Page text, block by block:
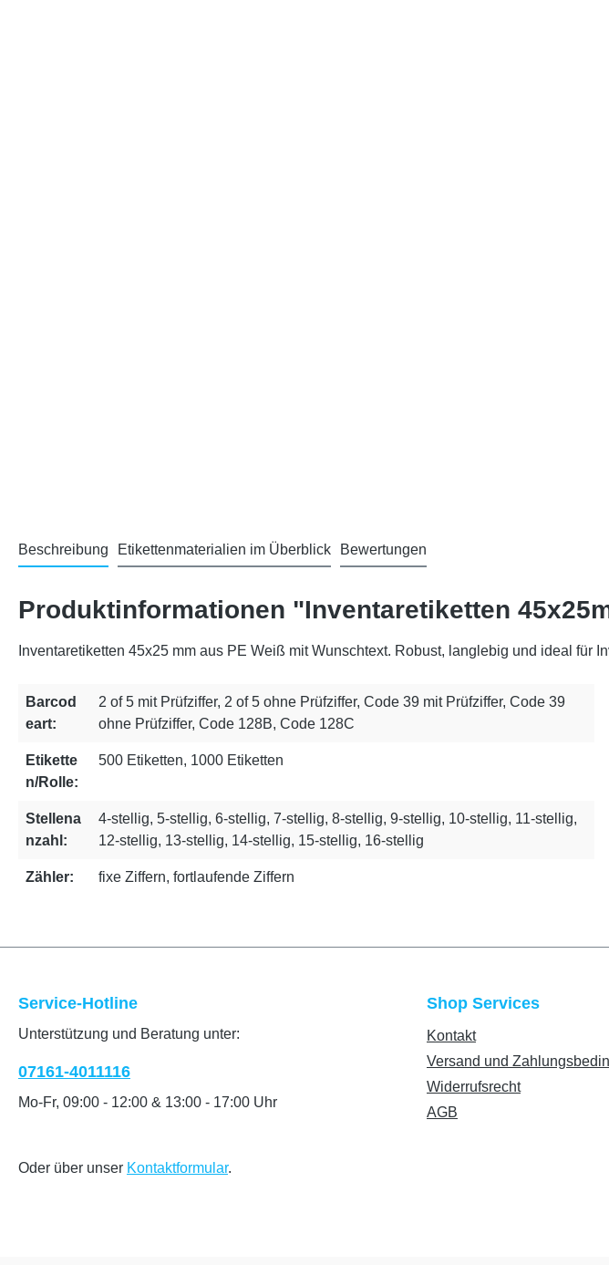
Beschreibung Etikettenmaterialien im Überblick Bewertungen
Produktinformationen "Inventaretiketten
Inventaretiketten 45x25 mm aus PE Weiß mit Wunschtext. Robust, langlebig und ideal für
Barcod
eart:
2 of 5 mit Prüfziffer, 2 of 5 ohne Prüfziffer, Code 39 mit Prüfziffer, Code 39
ohne Prüfziffer, Code 128B, Code 128C
Etikette
n/Rolle:
500 Etiketten, 1000 Etiketten
Stellena
nzahl:
4-stellig, 5-stellig, 6-stellig, 7-stellig, 8-stellig, 9-stellig, 10-stellig, 11-stellig,
12-stellig, 13-stellig, 14-stellig, 15-stellig, 16-stellig
Zähler: fixe Ziffern, fortlaufende Ziffern
Service-Hotline
Unterstützung und Beratung unter:
07161-4011116
Mo-Fr, 09:00 - 12:00 & 13:00 - 17:00 Uhr
Oder über unser Kontaktformular.
Shop Services
Kontakt
Versand und
Widerrufsrecht
AGB